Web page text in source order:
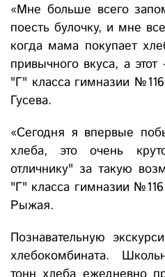
«Мне больше всего
поесть булочку, и мне
когда мама покупает
привычного вкуса, а
"Г" класса гимназии
Гусева.
«Сегодня я впервые
хлеба, это очень
отличнику" за такую
"Г" класса гимназии
Рыжая.
Познавательную
хлебокомбината.